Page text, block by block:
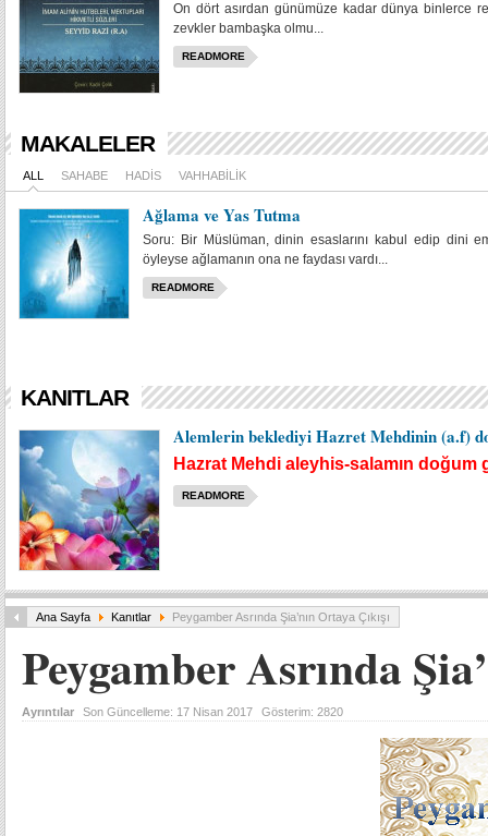
On dört asırdan günümüze kadar dünya binlerce
zevkler bambaşka olmu...
READMORE
MAKALELER
ALL SAHABE HADIS VAHHABILIK
Ağlama ve Yas Tutma
Soru: Bir Müslüman, dinin esaslarını kabul edip dini
öyleyse ağlamanın ona ne faydası vardı...
READMORE
KANITLAR
Alemlerin beklediyi Hazret Mehdinin (a.f)
Hazrat Mehdi aleyhis-salamın
READMORE
Ana Sayfa Kanıtlar Peygamber Asrında Şia’nın Ortaya Çıkışı
Peygamber Asrında
Ayrıntılar Son Güncelleme: 17 Nisan 2017 Gösterim: 2820